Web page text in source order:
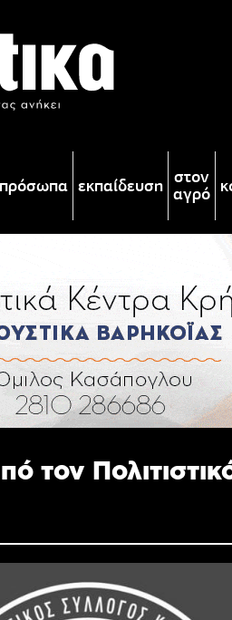
πρόσωπα εκπαίδευση στον
αγρό
τον